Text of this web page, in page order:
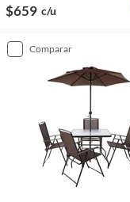
$659 c/u
comparar